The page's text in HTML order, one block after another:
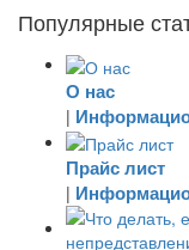
Популярные
О нас
|
Прайс лист
|